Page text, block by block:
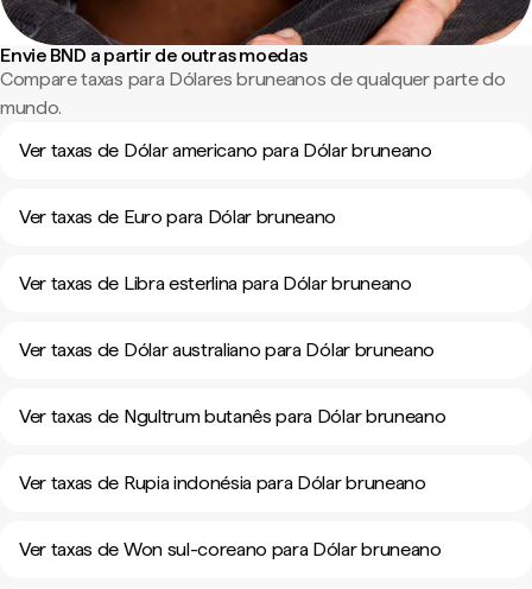
Envie BND a partir de outras moedas
Compare taxas para Dólares bruneanos de qualquer parte do
mundo.
Ver taxas de Dólar americano para Dólar bruneano
Ver taxas de Euro para Dólar bruneano
Ver taxas de Libra esterlina para Dólar bruneano
Ver taxas de Dólar australiano para Dólar bruneano
Ver taxas de Ngultrum butanês para Dólar bruneano
Ver taxas de Rupia indonésia para Dólar bruneano
Ver taxas de Won sul-coreano para Dólar bruneano